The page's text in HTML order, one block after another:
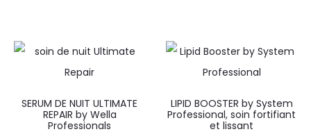
SERUM DE NUIT ULTIMATE
REPAIR by Wella
Professionals
LIPID BOOSTER by System
Professional, soin fortifiant
et lissant